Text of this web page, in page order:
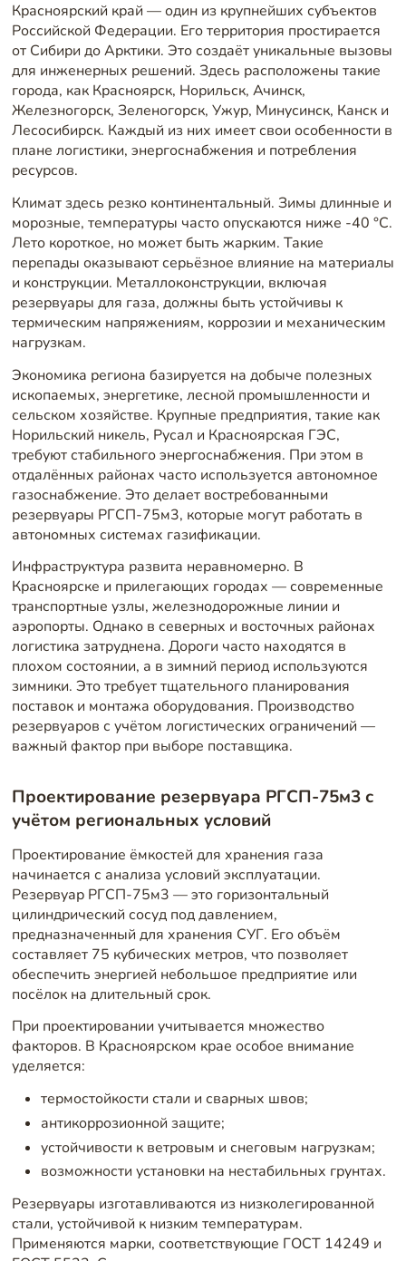
Красноярский край — один из крупнейших субъектов
Российской Федерации. Его территория простирается
от Сибири до Арктики. Это создаёт уникальные вызовы
для инженерных решений. Здесь расположены такие
города, как Красноярск, Норильск, Ачинск,
Железногорск, Зеленогорск, Ужур, Минусинск, Канск и
Лесосибирск. Каждый из них имеет свои особенности в
плане логистики, энергоснабжения и потребления
ресурсов.
Климат здесь резко континентальный. Зимы длинные и
морозные, температуры часто опускаются ниже -40 °C.
Лето короткое, но может быть жарким. Такие
перепады оказывают серьёзное влияние на материалы
и конструкции. Металлоконструкции, включая
резервуары для газа, должны быть устойчивы к
термическим напряжениям, коррозии и механическим
нагрузкам.
Экономика региона базируется на добыче полезных
ископаемых, энергетике, лесной промышленности и
сельском хозяйстве. Крупные предприятия, такие как
Норильский никель, Русал и Красноярская ГЭС,
требуют стабильного энергоснабжения. При этом в
отдалённых районах часто используется автономное
газоснабжение. Это делает востребованными
резервуары РГСП-75м3, которые могут работать в
автономных системах газификации.
Инфраструктура развита неравномерно. В
Красноярске и прилегающих городах — современные
транспортные узлы, железнодорожные линии и
аэропорты. Однако в северных и восточных районах
логистика затруднена. Дороги часто находятся в
плохом состоянии, а в зимний период используются
зимники. Это требует тщательного планирования
поставок и монтажа оборудования. Производство
резервуаров с учётом логистических ограничений —
важный фактор при выборе поставщика.
Проектирование резервуара РГСП-75м3 с
учётом региональных условий
Проектирование ёмкостей для хранения газа
начинается с анализа условий эксплуатации.
Резервуар РГСП-75м3 — это горизонтальный
цилиндрический сосуд под давлением,
предназначенный для хранения СУГ. Его объём
составляет 75 кубических метров, что позволяет
обеспечить энергией небольшое предприятие или
посёлок на длительный срок.
При проектировании учитывается множество
факторов. В Красноярском крае особое внимание
уделяется:
термостойкости стали и сварных швов;
антикоррозионной защите;
устойчивости к ветровым и снеговым нагрузкам;
возможности установки на нестабильных грунтах.
Резервуары изготавливаются из низколегированной
стали, устойчивой к низким температурам.
Применяются марки, соответствующие ГОСТ 14249 и